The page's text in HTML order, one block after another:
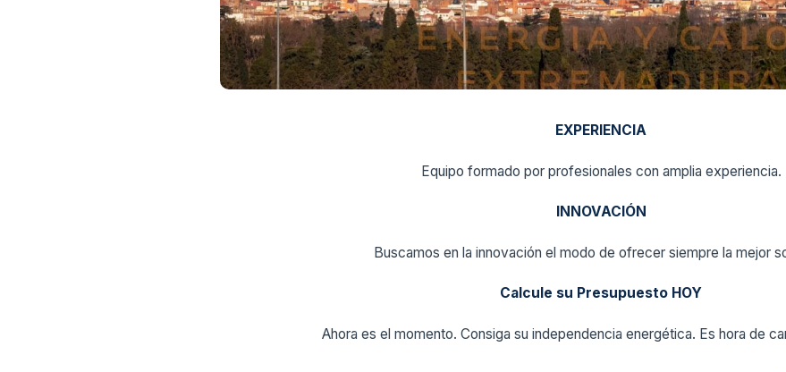
EXPERIENCIA
Equipo formado por profesionales con amplia experiencia.
INNOVACIÓN
Buscamos en la innovación el modo de ofrecer siempre la mejor
Calcule su Presupuesto HOY
Ahora es el momento. Consiga su independencia energética. Es hora de